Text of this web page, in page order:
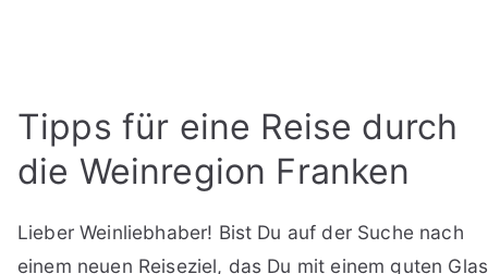
Tipps für eine Reise durch
die Weinregion Franken
Lieber Weinliebhaber! Bist Du auf der Suche nach
einem neuen Reiseziel, das Du mit einem guten Glas